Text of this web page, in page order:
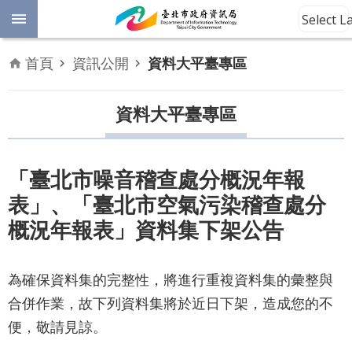
跳到主要內容區塊
進
料
數
位
平
權
告
資
訊
Select
首頁 資訊公開 資料大平臺專區
資料大平臺專區
「臺北市噪音稽查處分概況年報
表」、「臺北市空氣污染稽查處分
概況年報表」資料集下架公告
為確保資料集的完整性，將進行重複資料集的彙整與
合併作業，故下列資料集將於近日下架，造成您的不
便，敬請見諒。